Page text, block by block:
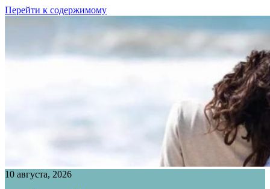
Перейти к содержимому
10 августа, 2026